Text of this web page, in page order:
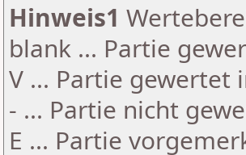
Hinweis1
blank ... Partie
V ... Partie gewertet
- ... Partie nicht
E ... Partie